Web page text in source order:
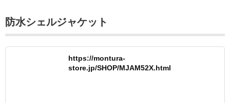
防水シェルジャケット
https://montura-
store.jp/SHOP/MJAM52X.html